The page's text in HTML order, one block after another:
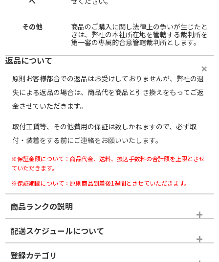
その他
商品のご購入に関し法律上の争いが生じたと
きは、弊社の本社所在地を管轄する裁判所を
第一審の専属的合意管轄裁判所とします。
返品について
原則お客様都合での返品はお受けしておりませんが、弊社の過
失による返品の場合は、商品代を商品と引き換えをもってご返
金させていただきます。
取付工賃等、その他費用の保証は致しかねますので、必ず取
付・装着をする前にご連絡をお願いいたします。
※保証金額について：商品代金、送料、振込手数料の合計額を上限とさせ
ていただきます。
※保証期間について：原則商品到着後1週間とさせていただきます。
商品ランクの説明
※商品ランクは出品者の主観により判断しておりますので、あら
かじめご了承ください。
ホイールランク
配送スケジュールについて
登録カテゴリ